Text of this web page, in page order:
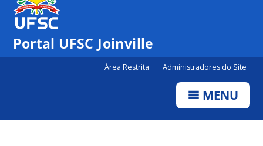
Portal UFSC Joinville
Área Restrita Administradores do Site
MENU